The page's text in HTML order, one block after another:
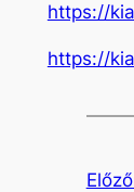
https://
https://